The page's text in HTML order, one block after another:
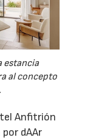
estancia
al concepto
Anfitrión
dAAr